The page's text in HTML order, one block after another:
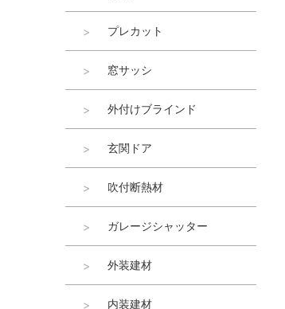
プレカット
窓サッシ
外付けブラインド
玄関ドア
吹付断熱材
ガレージシャッター
外装建材
内装建材